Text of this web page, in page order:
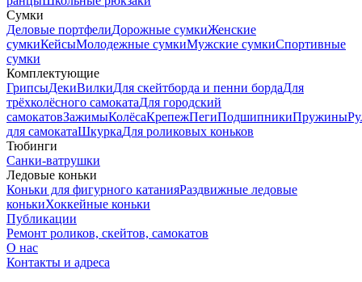
Сумки
Деловые портфелиДорожные сумкиЖенские
сумкиКейсыМолодежные сумкиМужские сумкиСпортивные
сумки
Комплектующие
ГрипсыДекиВилкиДля скейтборда и пенни бордаДля
трёхколёсного самокатаДля городский
самокатовЗажимыКолёсаКрепежПегиПодшипникиПружины
для самокатаШкуркаДля роликовых коньков
Тюбинги
Санки-ватрушки
Ледовые коньки
Коньки для фигурного катанияРаздвижные ледовые
конькиХоккейные коньки
Публикации
Ремонт роликов, скейтов, самокатов
О нас
Контакты и адреса